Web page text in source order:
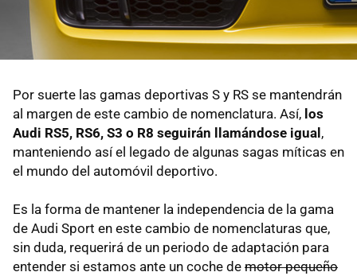
Por suerte las gamas deportivas S y RS se mantendrán
al margen de este cambio de nomenclatura. Así, los
Audi RS5, RS6, S3 o R8 seguirán llamándose igual,
manteniendo así el legado de algunas sagas míticas en
el mundo del automóvil deportivo.
Es la forma de mantener la independencia de la gama
de Audi Sport en este cambio de nomenclaturas que,
sin duda, requerirá de un periodo de adaptación para
entender si estamos ante un coche de motor pequeño